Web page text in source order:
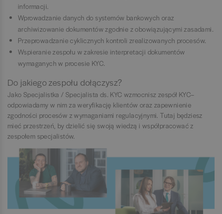
informacji.
Wprowadzanie danych do systemów bankowych oraz
archiwizowanie dokumentów zgodnie z obowiązującymi zasadami.
Przeprowadzanie cyklicznych kontroli zrealizowanych procesów.
Wspieranie zespołu w zakresie interpretacji dokumentów
wymaganych w procesie KYC.
Do jakiego zespołu dołączysz?
Jako Specjalistka / Specjalista ds. KYC wzmocnisz zespół KYC–
odpowiadamy w nim za weryfikację klientów oraz zapewnienie
zgodności procesów z wymaganiami regulacyjnymi. Tutaj będziesz
mieć przestrzeń, by dzielić się swoją wiedzą i współpracować z
zespołem specjalistów.